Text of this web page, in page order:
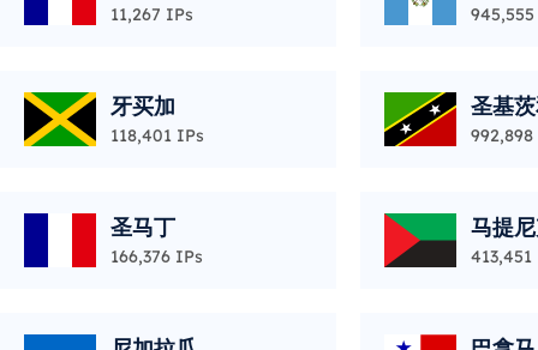
11,267 IPs
牙买加
118,401 IPs
圣基
圣马丁
166,376 IPs
马提